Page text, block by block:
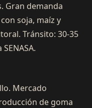
Gran demanda
soja, maíz y
Tránsito: 30-35
Mercado
de goma